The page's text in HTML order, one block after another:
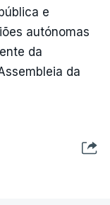
e
autónomas
da
da